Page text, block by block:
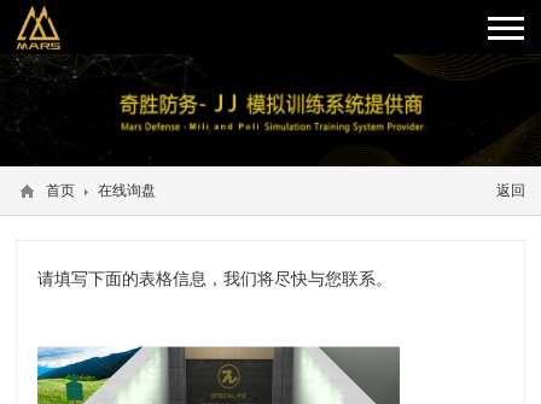
返回
首页 在线询盘
请填写下面的表格信息，我们将尽快与您联系。